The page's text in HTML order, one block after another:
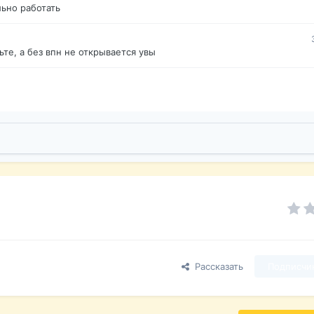
работать
а без впн не открывается увы
Рассказать